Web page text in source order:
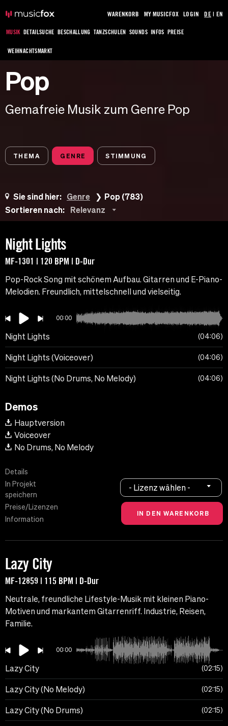
MUSIK DETAILSUCHE BESCHALLUNG TANZSCHULEN SOUNDS INFOS PREISE
WEIHNACHTSMARKT
WARENKORB MY MUSICFOX LOGIN DE| EN
Pop
Gemafreie Musik zum Genre Pop
THEMA GENRE STIMMUNG
Sie sind hier: Genre
Pop (783)
Sortieren nach:
Relevanz
Night Lights
MF-1301 | 120 BPM | D-Dur
Pop-Rock Song mit schönem Aufbau. Gitarren und E-Piano-
Melodien. Freundlich, mittelschnell und vielseitig.
00:00
Night Lights 04:06
Night Lights (Voiceover) 04:06
Night Lights (No Drums, No Melody) 04:06
Demos
Hauptversion
Voiceover
No Drums, No Melody
Details
In Projekt
speichern
Preise/Lizenzen
Information
- Lizenz wählen -
Lazy City
MF-12859 | 115 BPM | D-Dur
Neutrale, freundliche Lifestyle-Musik mit kleinen Piano-
Motiven und markantem Gitarrenriff. Industrie, Reisen,
Familie.
00:00
Lazy City 02:15
Lazy City (No Melody) 02:15
Lazy City (No Drums) 02:15